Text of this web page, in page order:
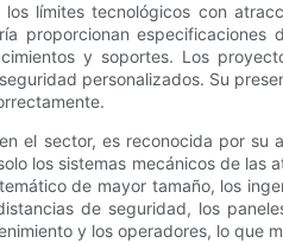
límites tecnológicos con
proporcionan
y soportes. Los
personalizados. Su
el sector, es reconocida por
los sistemas mecánicos de
de mayor tamaño, los
de seguridad, los
y los operadores, lo que